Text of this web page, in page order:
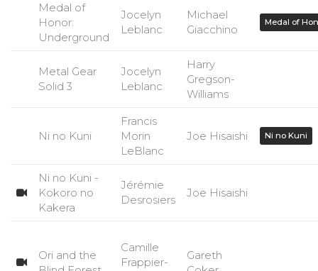
Medal of
Honor:
Underground
Jocelyn
Leblanc
Michael
Giacchino
Medal of
Metal Gear
Solid 3
Jocelyn
Leblanc
Harry
Gregson-
Williams
Ni no Kuni
Francis
Morin
LeBlanc
Joe Hisaishi Ni no Kuni
Ni no Kuni -
Kokoro no
Kakera
Jérémie
Desrosiers
Joe Hisaishi
Ori and the
Camille
Frappier-
Gareth